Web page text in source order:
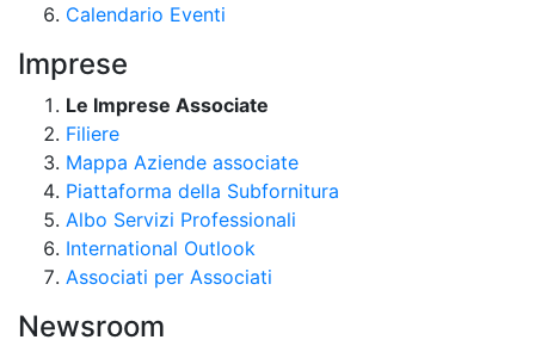
Calendario Eventi
Imprese
Le Imprese Associate
Filiere
Mappa Aziende associate
Piattaforma della Subfornitura
Albo Servizi Professionali
International Outlook
Associati per Associati
Newsroom